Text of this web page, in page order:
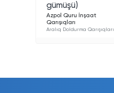
gümüşü)
Azpol Quru İnşaat
Qarışıqları
Aralıq Doldurma Qarışıqları